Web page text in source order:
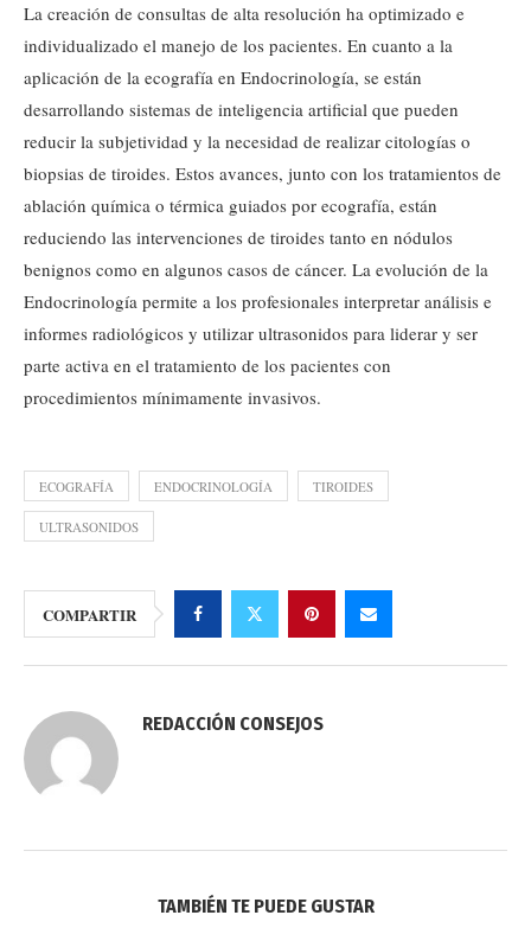
La creación de consultas de alta resolución ha optimizado e
individualizado el manejo de los pacientes. En cuanto a la
aplicación de la ecografía en Endocrinología, se están
desarrollando sistemas de inteligencia artificial que pueden
reducir la subjetividad y la necesidad de realizar citologías o
biopsias de tiroides. Estos avances, junto con los tratamientos de
ablación química o térmica guiados por ecografía, están
reduciendo las intervenciones de tiroides tanto en nódulos
benignos como en algunos casos de cáncer. La evolución de la
Endocrinología permite a los profesionales interpretar análisis e
informes radiológicos y utilizar ultrasonidos para liderar y ser
parte activa en el tratamiento de los pacientes con
procedimientos mínimamente invasivos.
ECOGRAFÍA ENDOCRINOLOGÍA TIROIDES
ULTRASONIDOS
COMPARTIR
REDACCIÓN CONSEJOS
TAMBIÉN TE PUEDE GUSTAR